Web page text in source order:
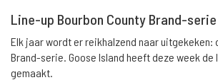
Line-up Bourbon County Brand-
Elk jaar wordt er reikhalzend naar uitgekeken:
Brand-serie. Goose Island heeft deze week de
gemaakt.